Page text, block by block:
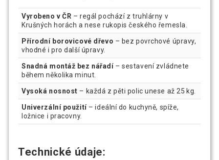
Vyrobeno v ČR – regál pochází z truhlárny v
Krušných horách a nese rukopis českého řemesla.
Přírodní borovicové dřevo – bez povrchové úpravy,
vhodné i pro další úpravy.
Snadná montáž bez nářadí– sestavení zvládnete
během několika minut.
Vysoká nosnost – každá z pěti polic unese až 25 kg.
Univerzální použití– ideální do kuchyně, spíže,
ložnice i pracovny.
Technické údaje: